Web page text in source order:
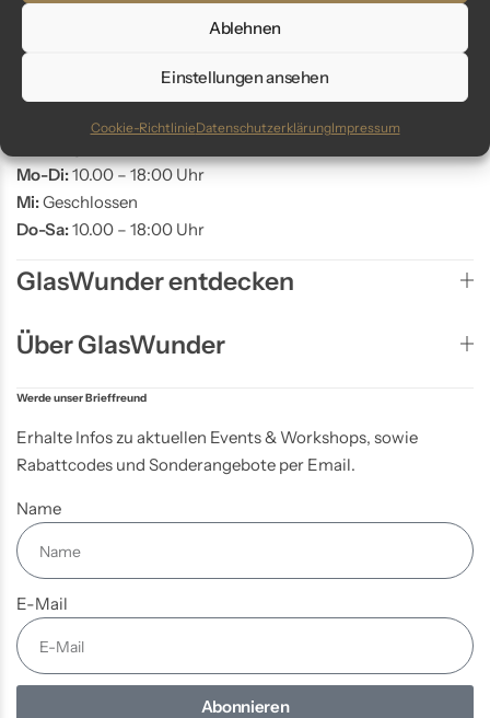
Ablehnen
Einstellungen ansehen
Cookie-RichtlinieDatenschutzerklärungImpressum
Store Coburg
Adresse:
96450 Coburg
Mo-Di:10.00 – 18:00 Uhr
Mi:Geschlossen
Do-Sa:10.00 – 18:00 Uhr
GlasWunder entdecken
Über GlasWunder
Werde unser Brieffreund
Erhalte Infos zu aktuellen Events & Workshops, sowie
Rabattcodes und Sonderangebote per Email.
Name
E-Mail
Abonnieren